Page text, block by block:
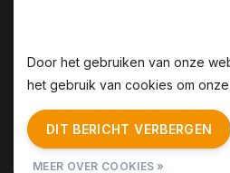
Algemene voorwaarden |
Sitemap
|
Door het gebruiken van onze
het gebruik van cookies om
DIT BERICHT VERBERGEN
MEER OVER COOKIES »